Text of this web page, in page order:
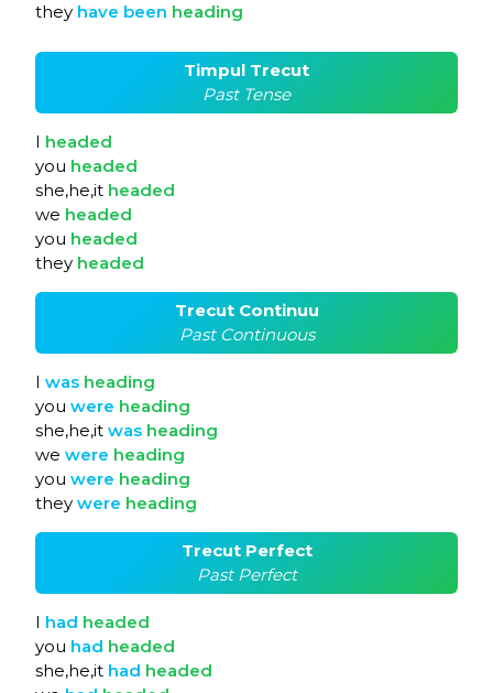
they have been heading
Timpul Trecut
Past Tense
I headed
you headed
she,he,it headed
we headed
you headed
they headed
Trecut Continuu
Past Continuous
I was heading
you were heading
she,he,it was heading
we were heading
you were heading
they were heading
Trecut Perfect
Past Perfect
I had headed
you had headed
she,he,it had headed